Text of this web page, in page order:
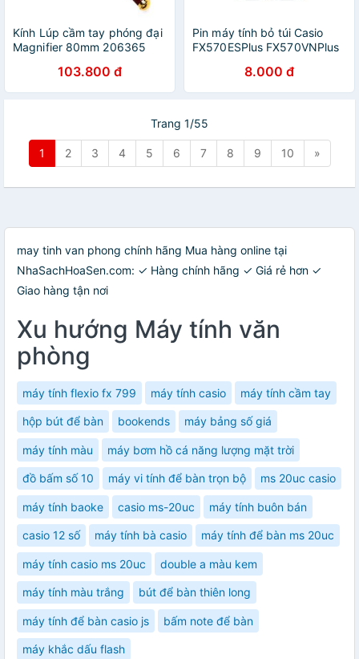
Kính Lúp cầm tay phóng đại
Magnifier 80mm 206365
103.800 đ
Pin máy tính bỏ túi Casio
FX570ESPlus FX570VNPlus
8.000 đ
Trang 1/55
1 2 3 4 5 6 7 8 9 10 »
may tinh van phong chính hãng Mua hàng online tại
NhaSachHoaSen.com: ✓ Hàng chính hãng ✓ Giá rẻ hơn ✓
Giao hàng tận nơi
Xu hướng Máy tính văn
phòng
máy tính flexio fx 799 máy tính casio máy tính cầm tay
hộp bút để bàn bookends máy bảng số giá
máy tính màu máy bơm hồ cá năng lượng mặt trời
đồ bấm số 10 máy vi tính để bàn trọn bộ ms 20uc casio
máy tính baoke casio ms-20uc máy tính buôn bán
casio 12 số máy tính bà casio máy tính để bàn ms 20uc
máy tính casio ms 20uc double a màu kem
máy tính màu trắng bút để bàn thiên long
máy tính để bàn casio js bấm note để bàn
máy khắc dấu flash